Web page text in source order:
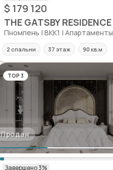
$ 179 120
THE GATSBY RESIDENCE
Пномпень | BKK1 | Апартаменты
2 спальни 37 этаж 90 кв.м
TOP 3
Продан